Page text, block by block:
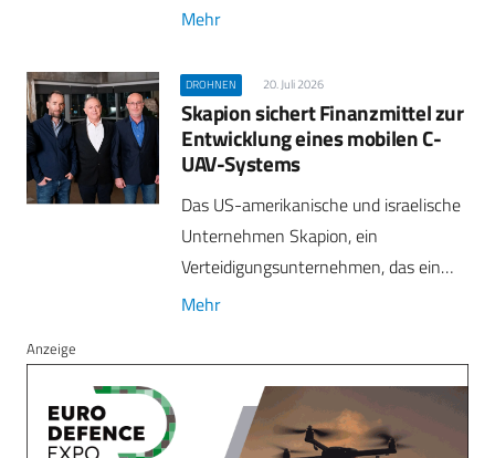
Mehr
DROHNEN 20. Juli 2026
Skapion sichert Finanzmittel zur
Entwicklung eines mobilen C-
UAV-Systems
Das US-amerikanische und israelische
Unternehmen Skapion, ein
Verteidigungsunternehmen, das ein…
Mehr
Anzeige